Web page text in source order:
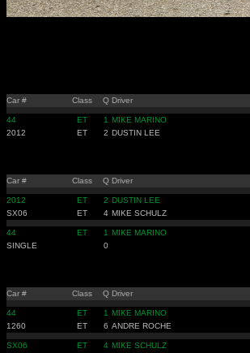
Car # Class Q Driver
44 ET 1 MIKE MARINO
2012
ET 2 DUSTIN LEE
Car # Class Q Driver
2012 ET 2 DUSTIN LEE
SX06
ET 4 MIKE SCHULZ
44 ET 1 MIKE MARINO
SINGLE
0
Car # Class Q Driver
44 ET 1 MIKE MARINO
1260
ET 6 ANDRE ROCHE
SX06 ET 4 MIKE SCHULZ